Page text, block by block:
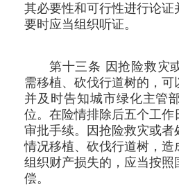
其必要性和可行性进行论
要时应当组织听证。
第十三条 因抢险救灾
需移植、砍伐行道树的，可
并及时告知城市绿化主管
位。在险情排除后五个工作
审批手续。因抢险救灾或者
情况移植、砍伐行道树，
组织财产损失的，应当按
偿。